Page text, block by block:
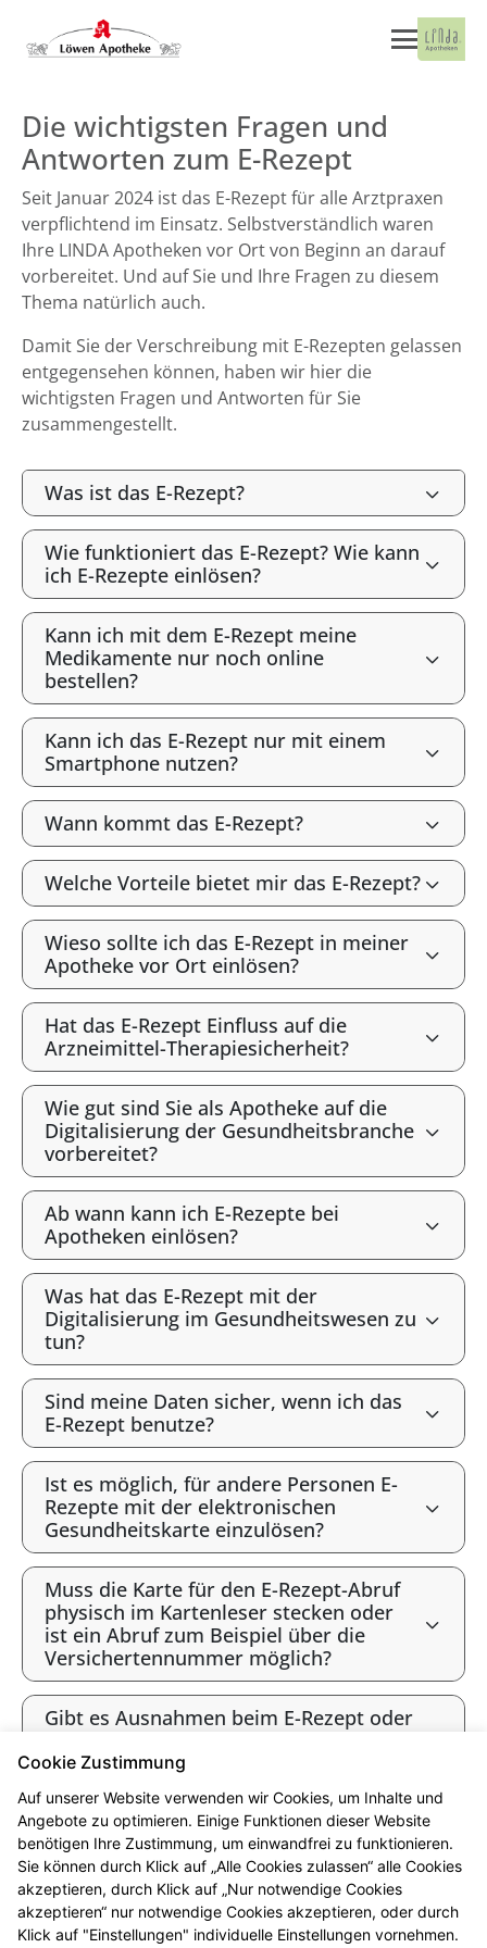
Die wichtigsten Fragen und
Antworten zum E-Rezept
Seit Januar 2024 ist das E-Rezept für alle Arztpraxen
verpflichtend im Einsatz. Selbstverständlich waren
Ihre LINDA Apotheken vor Ort von Beginn an darauf
vorbereitet. Und auf Sie und Ihre Fragen zu diesem
Thema natürlich auch.
Damit Sie der Verschreibung mit E-Rezepten gelassen
entgegensehen können, haben wir hier die
wichtigsten Fragen und Antworten für Sie
zusammengestellt.
Was ist das E-Rezept?
Wie funktioniert das E-Rezept? Wie kann
ich E-Rezepte einlösen?
Kann ich mit dem E-Rezept meine
Medikamente nur noch online
bestellen?
Kann ich das E-Rezept nur mit einem
Smartphone nutzen?
Wann kommt das E-Rezept?
Welche Vorteile bietet mir das E-Rezept?
Wieso sollte ich das E-Rezept in meiner
Apotheke vor Ort einlösen?
Hat das E-Rezept Einfluss auf die
Arzneimittel-Therapiesicherheit?
Wie gut sind Sie als Apotheke auf die
Digitalisierung der Gesundheitsbranche
vorbereitet?
Ab wann kann ich E-Rezepte bei
Apotheken einlösen?
Was hat das E-Rezept mit der
Digitalisierung im Gesundheitswesen zu
tun?
Sind meine Daten sicher, wenn ich das
E-Rezept benutze?
Ist es möglich, für andere Personen E-
Rezepte mit der elektronischen
Gesundheitskarte einzulösen?
Muss die Karte für den E-Rezept-Abruf
physisch im Kartenleser stecken oder
ist ein Abruf zum Beispiel über die
Versichertennummer möglich?
Gibt es Ausnahmen beim E-Rezept oder
angeboten?
Gibt es bald ausschließlich E-Rezepte?
* Bis 12 Uhr vorbestellt sind die Produkte i.d.R. ab 16 Uhr abholbereit.
Beachten Sie bitte die jeweiligen Öffnungszeiten. Vorbehaltlich der
Lieferfähigkeit des Großhandels. Ausgenommen sind Arzneimittel, die in
Cookie Zustimmung
Auf unserer Website verwenden wir Cookies, um Inhalte und
Angebote zu optimieren. Einige Funktionen dieser Website
benötigen Ihre Zustimmung, um einwandfrei zu funktionieren.
Sie können durch Klick auf „Alle Cookies zulassen“ alle Cookies
akzeptieren, durch Klick auf „Nur notwendige Cookies
akzeptieren“ nur notwendige Cookies akzeptieren, oder durch
Klick auf "Einstellungen" individuelle Einstellungen vornehmen.